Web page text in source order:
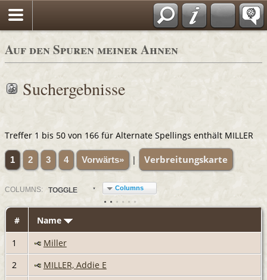
Auf den Spuren meiner Ahnen
Suchergebnisse
Treffer 1 bis 50 von 166 für Alternate Spellings enthält MILLER
1 2 3 4 Vorwärts» | Verbreitungskarte
COLUMN S: TOGGLE Columns
#
Name
1
Miller
2
MILLER, Addie E